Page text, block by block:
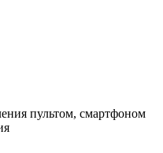
пультом, смартфоном